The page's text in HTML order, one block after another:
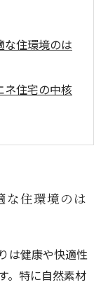
な住環境のは
ネ住宅の中核
る室内環境
福な住まいの
な住環境のは
は健康や快適性
。特に自然素材